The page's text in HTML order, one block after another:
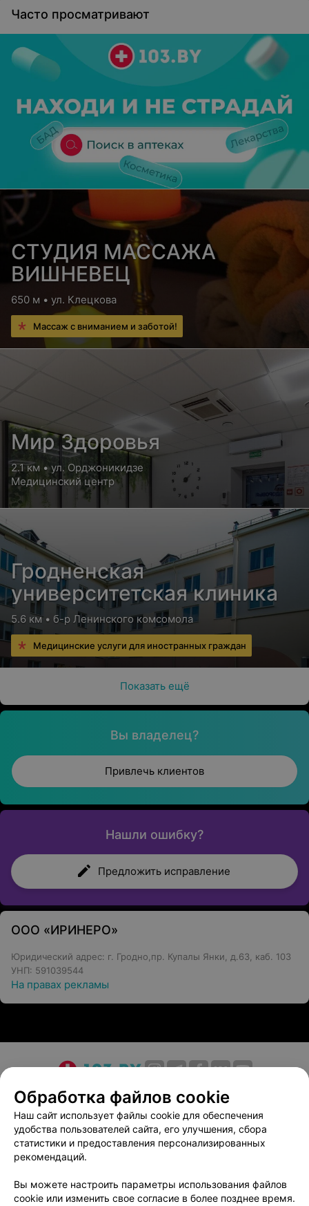
Часто просматривают
СТУДИЯ МАССАЖА
ВИШНЕВЕЦ
650 м • ул. Клецкова
Массаж с вниманием и заботой!
Мир Здоровья
2.1 км • ул. Орджоникидзе
Медицинский центр
Гродненская
университетская клиника
5.6 км • б-р Ленинского комсомола
Медицинские услуги для иностранных граждан
Показать ещё
Вы владелец?
Привлечь клиентов
Нашли ошибку?
Предложить исправление
ООО «ИРИНЕРО»
Юридический адрес: г. Гродно,пр. Купалы Янки, д.63, каб. 103
УНП: 591039544
На правах рекламы
О проекте Новости проекта
Размещение рекламы
Медицинский маркетинг
Публичный договор
Пользовательское соглашение
Способы оплаты
Вакансии
Партнеры
Написать в поддержку
Обработка файлов cookie
Наш сайт использует файлы cookie для обеспечения
удобства пользователей сайта, его улучшения, сбора
статистики и предоставления персонализированных
рекомендаций.
Вы можете настроить параметры использования файлов
cookie или изменить свое согласие в более позднее время.